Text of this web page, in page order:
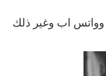
وواتس اب وغير ذلك